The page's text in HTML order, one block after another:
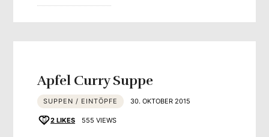
Apfel Curry Suppe
SUPPEN / EINTÖPFE 30. OKTOBER 2015
2 LIKES 555 VIEWS